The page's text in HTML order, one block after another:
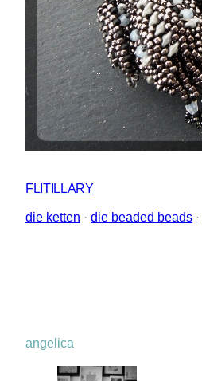
FLITILLARY
die ketten · die beaded beads ·
angelica